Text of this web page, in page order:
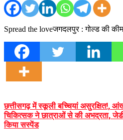
Spread the loveजगदलपुर : गोल्ड की
छत्तीसगढ़ में स्कूली बच्चियां असुरक्षित!,
चिकित्सक ने छात्राओं से की अभद्रता,
किया सस्पेंड